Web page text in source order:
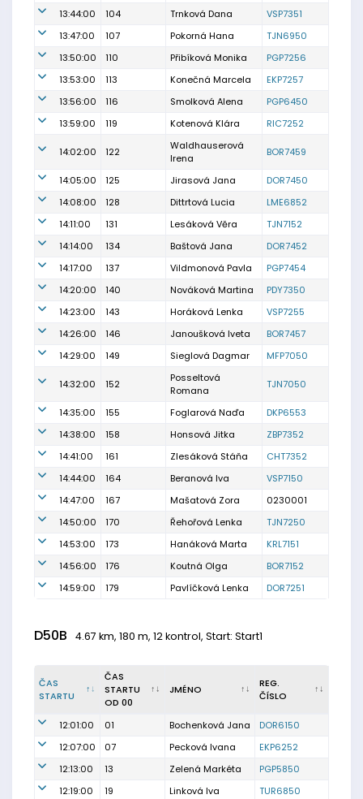
13:44:00
104 Trnková Dana
VSP7351
13:47:00
107 Pokorná Hana
TJN6950
13:50:00
110 Přibíková Monika
PGP7256
13:53:00
113 Konečná Marcela
EKP7257
13:56:00
116 Smolková Alena
PGP6450
13:59:00
119 Kotenová Klára RIC7252
14:02:00 122
Waldhauserová
Irena
BOR7459
14:05:00 125 Jirasová Jana
DOR7450
14:08:00
128 Dittrtová Lucia
LME6852
14:11:00
131 Lesáková Věra
TJN7152
14:14:00
134 Baštová Jana
DOR7452
14:17:00
137 Vildmonová Pavla
PGP7454
14:20:00
140 Nováková Martina
PDY7350
14:23:00
143 Horáková Lenka
VSP7255
14:26:00
146 Janoušková Iveta
BOR7457
14:29:00
149 Sieglová Dagmar MFP7050
14:32:00 152
Posseltová
Romana
TJN7050
14:35:00 155 Foglarová Naďa
DKP6553
14:38:00
158 Honsová Jitka
ZBP7352
14:41:00
161 Zlesáková Stáňa
CHT7352
14:44:00
164 Beranová Iva
VSP7150
14:47:00
167 Mašatová Zora
0230001
14:50:00
170 Řehořová Lenka
TJN7250
14:53:00
173 Hanáková Marta
KRL7151
14:56:00
176 Koutná Olga
BOR7152
14:59:00
179 Pavlíčková Lenka DOR7251
D50B 4.67 km, 180 m, 12 kontrol, Start: Start1
ČAS
STARTU
ČAS
STARTU
OD 00
JMÉNO
REG.
ČÍSLO
12:01:00 01 Bochenková Jana
DOR6150
12:07:00
07 Pecková Ivana
EKP6252
12:13:00
13 Zelená Markéta
PGP5850
12:19:00
19 Linková Iva TUR6850